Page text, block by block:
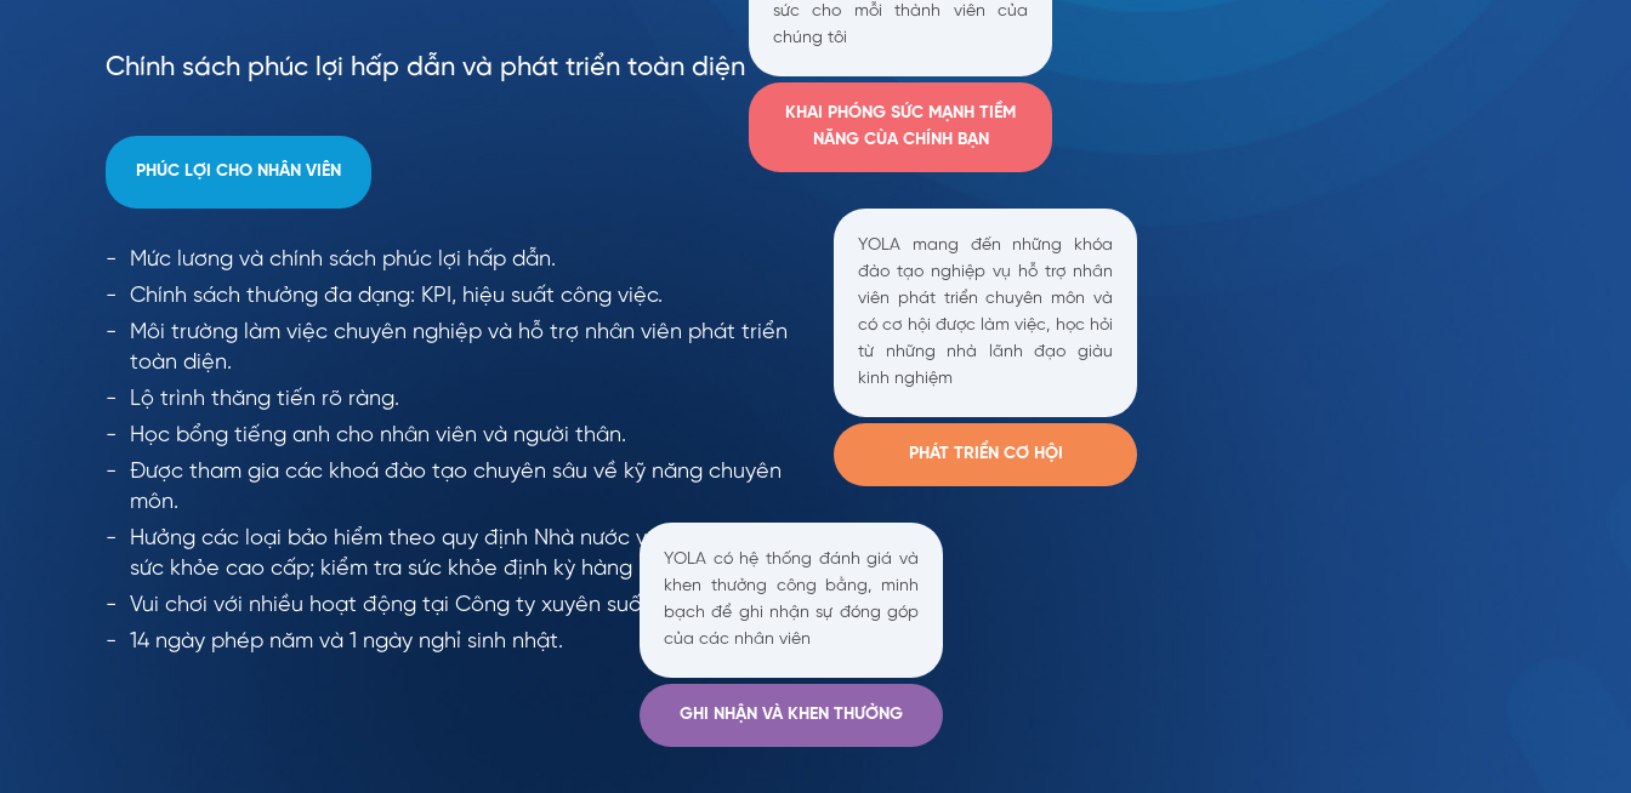
Chính sách phúc lợi hấp dẫn và phát triển toàn diện
PHÚC LỢI CHO NHÂN VIÊN
Mức lương và chính sách phúc lợi hấp dẫn.
Chính sách thưởng đa dạng: KPI, hiệu suất công việc.
Môi trường làm việc chuyên nghiệp và hỗ trợ nhân viên phát triển
toàn diện.
Lộ trình thăng tiến rõ ràng.
Học bổng tiếng anh cho nhân viên và người thân.
Được tham gia các khoá đào tạo chuyên sâu về kỹ năng chuyên
môn.
Hưởng các loại bảo hiểm theo quy định Nhà nước và bảo hiểm
sức khỏe cao cấp; kiểm tra sức khỏe định kỳ hàng năm.
Vui chơi với nhiều hoạt động tại Công ty xuyên suốt năm.
14 ngày phép năm và 1 ngày nghỉ sinh nhật.
sức cho mỗi thành viên của
chúng tôi
KHAI PHÓNG SỨC MẠNH TIỀM
NĂNG CÙA CHÍNH BẠN
YOLA mang đến những khóa
đào tạo nghiệp vụ hỗ trợ nhân
viên phát triển chuyên môn và
có cơ hội được làm việc, học hỏi
từ những nhà lãnh đạo giàu
kinh nghiệm
PHÁT TRIỂN CƠ HỘI
YOLA có hệ thống đánh giá và
khen thưởng công bằng, minh
bạch để ghi nhận sự đóng góp
của các nhân viên
GHI NHẬN VÀ KHEN THƯỞNG